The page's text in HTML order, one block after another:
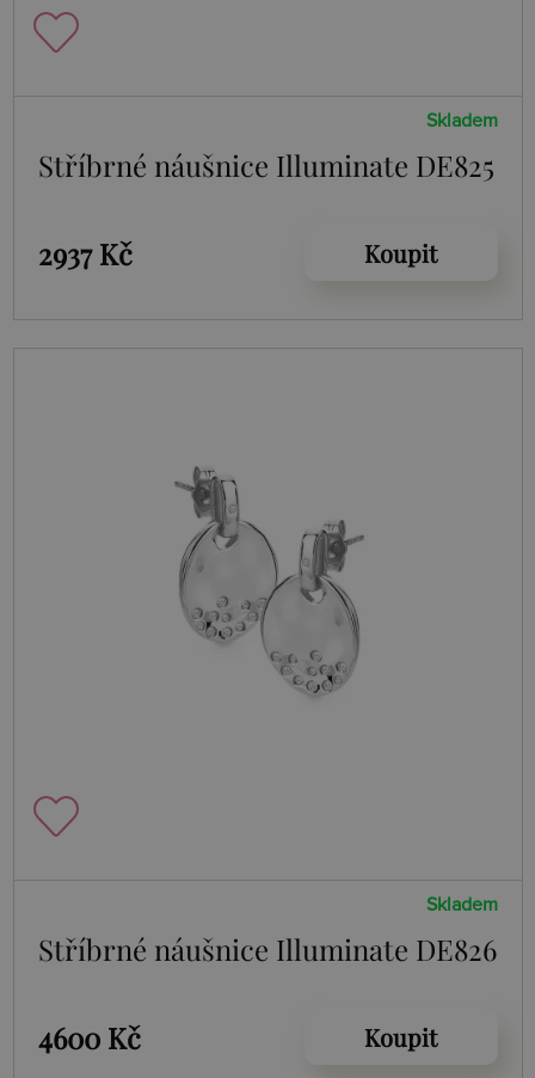
Skladem
Stříbrné náušnice Illuminate DE825
2937 Kč Koupit
Skladem
Stříbrné náušnice Illuminate DE826
4600 Kč Koupit